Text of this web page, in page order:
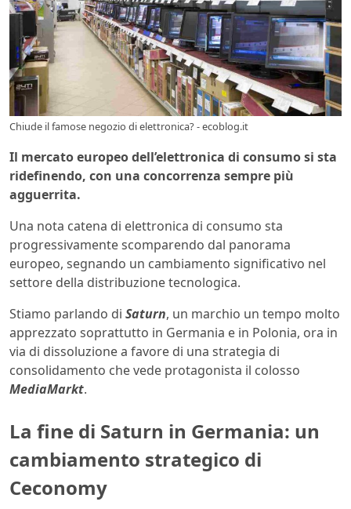
Chiude il famose negozio di elettronica? - ecoblog.it
Il mercato europeo dell’elettronica di consumo si sta
ridefinendo, con una concorrenza sempre più
agguerrita.
Una nota catena di elettronica di consumo sta
progressivamente scomparendo dal panorama
europeo, segnando un cambiamento significativo nel
settore della distribuzione tecnologica.
Stiamo parlando di Saturn, un marchio un tempo molto
apprezzato soprattutto in Germania e in Polonia, ora in
via di dissoluzione a favore di una strategia di
consolidamento che vede protagonista il colosso
MediaMarkt.
La fine di Saturn in Germania: un
cambiamento strategico di
Ceconomy